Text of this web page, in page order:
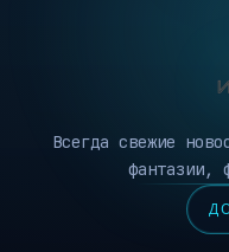
Всегда свежие
фантазии,